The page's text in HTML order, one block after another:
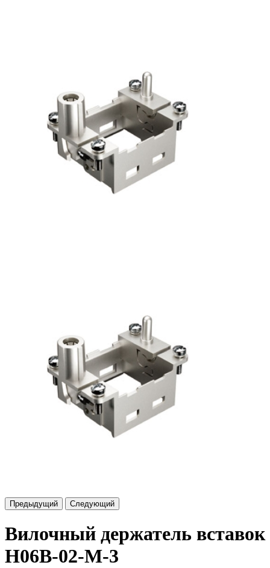
Предыдущий Следующий
Вилочный держатель вставок
H06B-02-M-3